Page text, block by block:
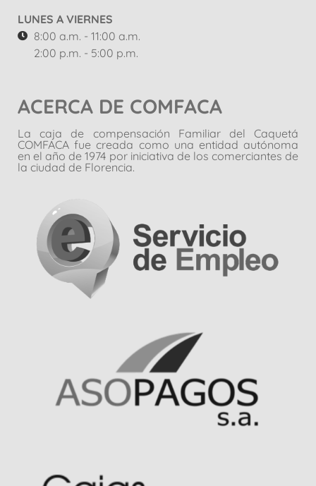
LUNES A VIERNES
8:00 a.m. - 11:00 a.m.
2:00 p.m. - 5:00 p.m.
ACERCA DE COMFACA
La caja de compensación Familiar del Caquetá
COMFACA fue creada como una entidad autónoma
en el año de 1974 por iniciativa de los comerciantes de
la ciudad de Florencia.